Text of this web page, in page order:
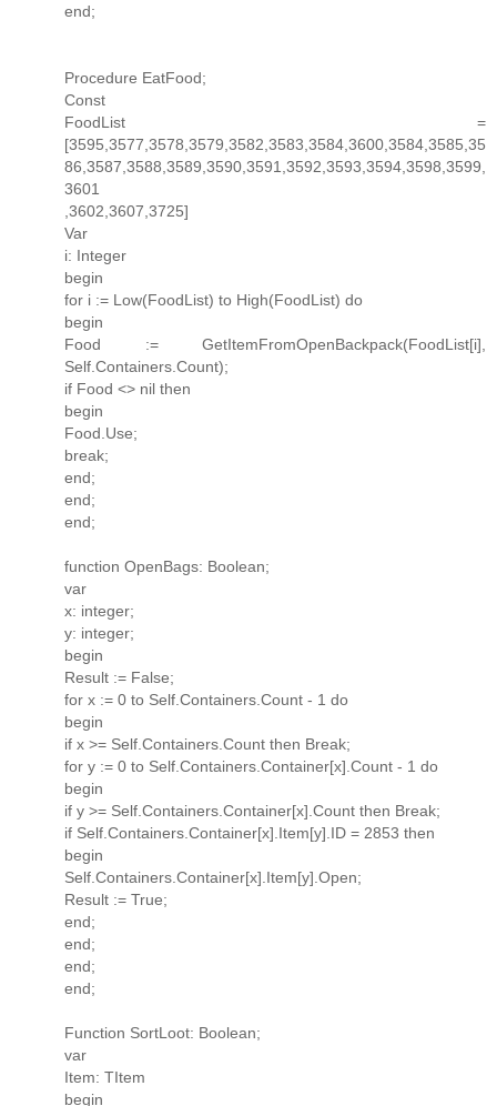
end;
Procedure EatFood;
Const
FoodList =
[3595,3577,3578,3579,3582,3583,3584,3600,3584,3585,35
86,3587,3588,3589,3590,3591,3592,3593,3594,3598,3599,
3601
,3602,3607,3725]
Var
i: Integer
begin
for i := Low(FoodList) to High(FoodList) do
begin
Food := GetItemFromOpenBackpack(FoodList[i],
Self.Containers.Count);
if Food <> nil then
begin
Food.Use;
break;
end;
end;
end;
function OpenBags: Boolean;
var
x: integer;
y: integer;
begin
Result := False;
for x := 0 to Self.Containers.Count - 1 do
begin
if x >= Self.Containers.Count then Break;
for y := 0 to Self.Containers.Container[x].Count - 1 do
begin
if y >= Self.Containers.Container[x].Count then Break;
if Self.Containers.Container[x].Item[y].ID = 2853 then
begin
Self.Containers.Container[x].Item[y].Open;
Result := True;
end;
end;
end;
end;
Function SortLoot: Boolean;
var
Item: TItem
begin